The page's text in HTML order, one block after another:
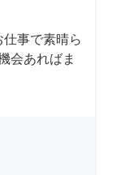
事で素晴ら
会あればま